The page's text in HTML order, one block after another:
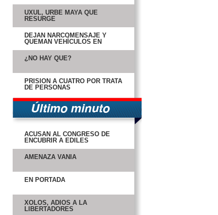
UXUL, URBE MAYA QUE
RESURGE
DEJAN NARCOMENSAJE Y
QUEMAN VEHÍCULOS EN
¿NO HAY QUÉ?
PRISIÓN A CUATRO POR TRATA
DE PERSONAS
ACUSAN AL CONGRESO DE
ENCUBRIR A EDILES
AMENAZA VANIA
LIBERTADORES
RECONSTRUIRÁN LA AVENIDA